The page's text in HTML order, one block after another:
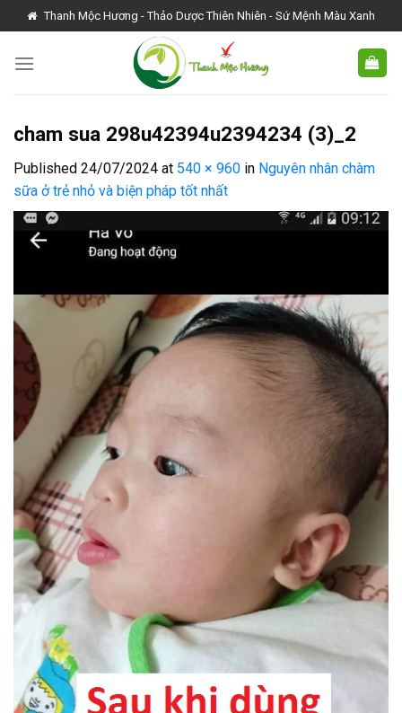
Skip
to
content
Thanh Mộc Hương - Thảo Dược Thiên Nhiên - Sứ Mệnh Màu Xanh
cham sua 298u42394u2394234 (3)_2
Published 24/07/2024 at 540 × 960 in Nguyên nhân chàm
sữa ở trẻ nhỏ và biện pháp tốt nhất